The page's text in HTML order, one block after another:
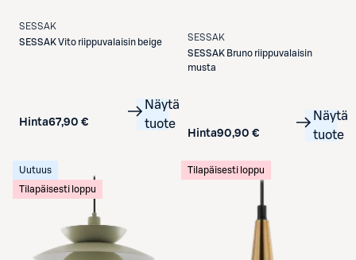
SESSAK
SESSAKVito riippuvalaisin beige
Hinta67,90 €
Näytä
tuote
SESSAK
SESSAK Bruno riippuvalaisin
musta
Hinta90,90 €
Näytä
tuote
Uutuus
Tilapäisesti loppu
Tilapäisesti loppu